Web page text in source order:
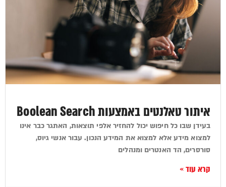
איתור טאלנטים באמצעות Boolean Search
בעידן שבו כל חיפוש יכול להחזיר אלפי תוצאות, האתגר כבר אינו
למצוא מידע אלא למצוא את המידע הנכון. עבור אנשי גיוס,
סורסרים, הד האנטרים ומנהלים
קרא עוד »